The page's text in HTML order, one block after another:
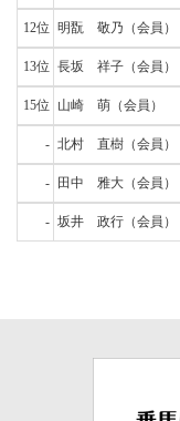
12位 明翫 敬乃 （会員）
13位 長坂 祥子 （会員）
15位 山崎 萌 （会員）
- 北村 直樹 （会員）
- 田中 雅大 （会員）
- 坂井 政行 （会員）